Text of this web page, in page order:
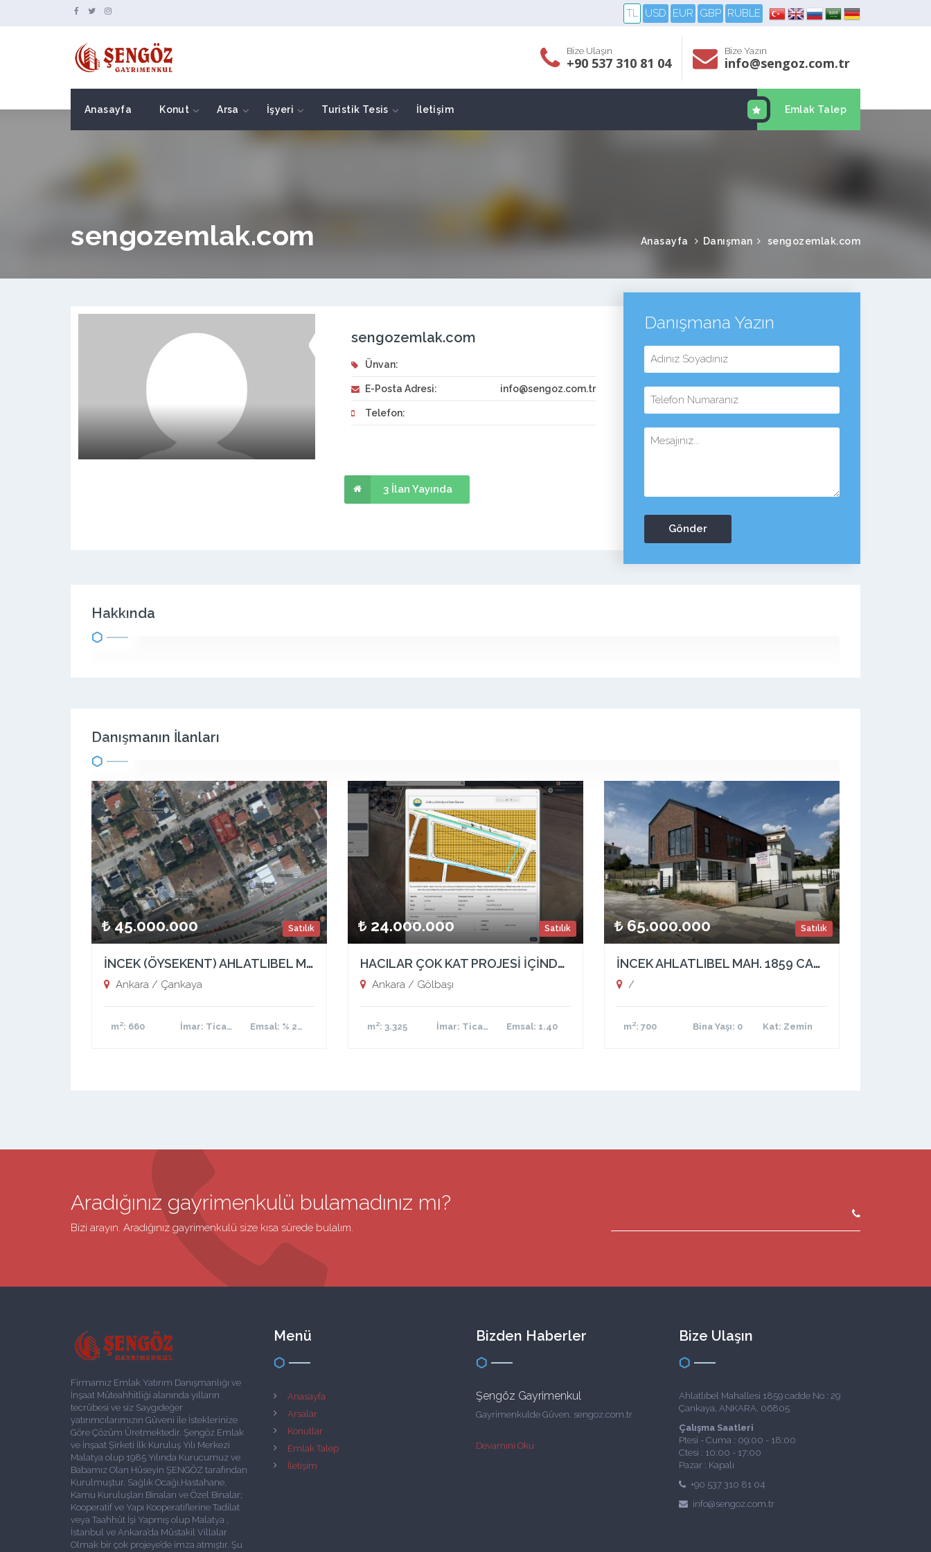
TL USD EUR GBP RUBLE
Bize Ulaşın
+90 537 310 81 04
Bize Yazın
info@sengoz.com.tr
Emlak Talep
Anasayfa Konut Arsa İşyeri Turistik Tesis İletişim
sengozemlak.com Anasayfa Danışman sengozemlak.com
sengozemlak.com
Ünvan:
E-Posta Adresi: info@sengoz.com.tr
Telefon:
3 İlan Yayında
Danışmana Yazın
Hakkında
Danışmanın İlanları
Satılık
45.000.000
İNCEK (ÖYSEKENT) AHLATLIBEL MAH.’DE 1824 CADDE ÜZERİ KÖŞE ÇİFT PARSEL ARSA
Ankara / Çankaya
m²: 660 İmar: Ticari Konut Emsal: % 20 / 80
Satılık
24.000.000
HACILAR ÇOK KAT PROJESİ İÇİNDE HİSSELİ ARSA
Ankara / Gölbaşı
m²: 3.325 İmar: Ticari Konut Emsal: 1.40
Satılık
65.000.000
İNCEK AHLATLIBEL MAH. 1859 CAD. ÜZERİ KOMPE SATILIK BİNA
/
m²: 700 Bina Yaşı: 0 Kat: Zemin
Aradığınız gayrimenkulü bulamadınız mı?
Bizi arayın. Aradığınız gayrimenkulü size kısa sürede bulalım.
Firmamız Emlak Yatırım Danışmanlığı ve
İnşaat Müteahhitliği alanında yılların
tecrübesi ve siz Saygıdeğer
yatırımcılarımızın Güveni ile İsteklerinize
Göre Çözüm Üretmektedir. Şengöz Emlak
ve İnşaat Şirketi İlk Kuruluş Yılı Merkezi
Malatya olup 1985 Yılında Kurucumuz ve
Babamız Olan Hüseyin ŞENGÖZ tarafından
Kurulmuştur. Sağlık Ocağı,Hastahane,
Kamu Kuruluşları Binaları ve Özel Binalar;
Kooperatif ve Yapı Kooperatiflerine Tadilat
veya Taahhüt İşi Yapmış olup Malatya ,
İstanbul ve Ankara’da Müstakil Villalar
Olmak bir çok projeye’de imza atmıştır. Şu
Menü
Anasayfa
Arsalar
Konutlar
Emlak Talep
İletişim
Bizden Haberler
Şengöz Gayrimenkul
Gayrimenkulde Güven. sengoz.com.tr
Devamını Oku
Bize Ulaşın
Ahlatlıbel Mahallesi 1859 cadde No : 29
Çankaya, ANKARA, 06805
Çalışma Saatleri
Ptesi - Cuma : 09:00 - 18:00
Ctesi : 10:00 - 17:00
Pazar : Kapalı
+90 537 310 81 04
info@sengoz.com.tr